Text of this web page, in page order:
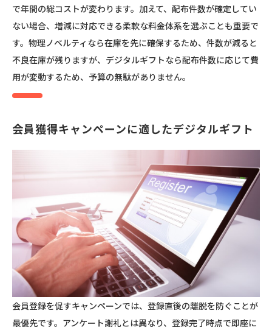
で年間の総コストが変わります。加えて、配布件数が確定してい
ない場合、増減に対応できる柔軟な料金体系を選ぶことも重要で
す。物理ノベルティなら在庫を先に確保するため、件数が減ると
不良在庫が残りますが、デジタルギフトなら配布件数に応じて費
用が変動するため、予算の無駄がありません。
会員獲得キャンペーンに適したデジタルギフト
会員登録を促すキャンペーンでは、登録直後の離脱を防ぐことが
最優先です。アンケート謝礼とは異なり、登録完了時点で即座に